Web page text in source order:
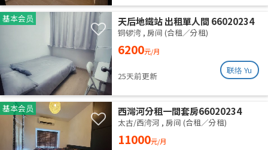
基本会员 天后地鐵站 出租單人間 66020234
铜锣湾 , 房间 (合租／分租)
6200元/月
25天前更新
联络 Yu
基本会员 西灣河分租一間套房66020234
太古/西湾河 , 房间 (合租／分租)
11000元/月